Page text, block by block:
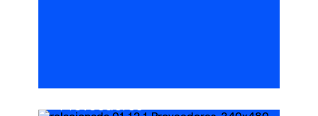
Registro de
Proveedores